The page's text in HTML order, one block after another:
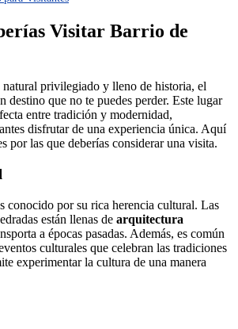
Visitar Barrio de
natural privilegiado y lleno de historia, el
destino que no te puedes perder. Este lugar
entre tradición y modernidad,
disfrutar de una experiencia única. Aquí
por las que deberías considerar una visita.
conocido por su rica herencia cultural. Las
están llenas de arquitectura
a épocas pasadas. Además, es común
culturales que celebran las tradiciones
experimentar la cultura de una manera